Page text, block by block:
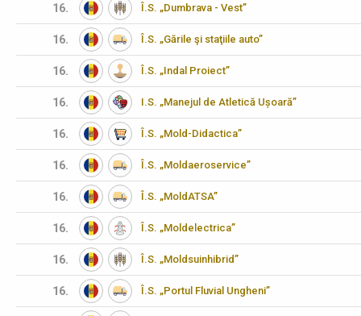
16. Î.S. „Dumbrava - Vest”
16. Î.S. „Gările şi staţiile auto”
16. Î.S. „Indal Proiect”
16. I.S. „Manejul de Atletică Ușoară”
16. Î.S. „Mold-Didactica”
16. Î.S. „Moldaeroservice”
16. Î.S. „MoldATSA”
16. Î.S. „Moldelectrica”
16. Î.S. „Moldsuinhibrid”
16. Î.S. „Portul Fluvial Ungheni”